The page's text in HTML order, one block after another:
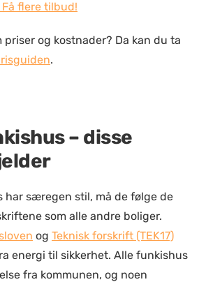
flere tilbud!
priser og kostnader? Da kan du ta
.
– disse
har særegen stil, må de følge de
som alle andre boliger.
og Teknisk forskrift (TEK17)
energi til sikkerhet. Alle funkishus
fra kommunen, og noen